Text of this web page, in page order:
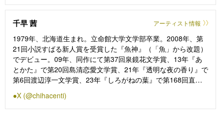
9回シアトル映画祭で
月の声に歓びを刻
め』を完成させ、ウディネ・ファーイースト映画祭、米アジア
ン・ワールド映画祭
のコンペティション部門に選出された。
確かな演出力で俳優の新しい面を引き出しながら、人間の心の
痛みや再生、現代が
されている。
その他の作品に、『しあわせのパン』（12）、『ぶどうのなみ
千早 茜 アーティスト情報
1979年、北海道生まれ。立命館大学文学部卒業。2008年、第
21回小説すばる新人賞を受賞した『魚神』（「魚」から改題）
でデビュー。09年、同作にて第37回泉鏡花文学賞、13年『あ
とかた』で第20回島清恋愛文学賞、21年『透明な夜の香り』で
第6回渡辺淳一文学賞、23年『しろがねの葉』で第168回直木
の暇つぶし』『西洋菓子店プティ・フール』『ガーデン』『ひ
きなみ』『赤い月の香り』『マリエ』『雷と走る』『燻る骨の
X (@chihacenti)